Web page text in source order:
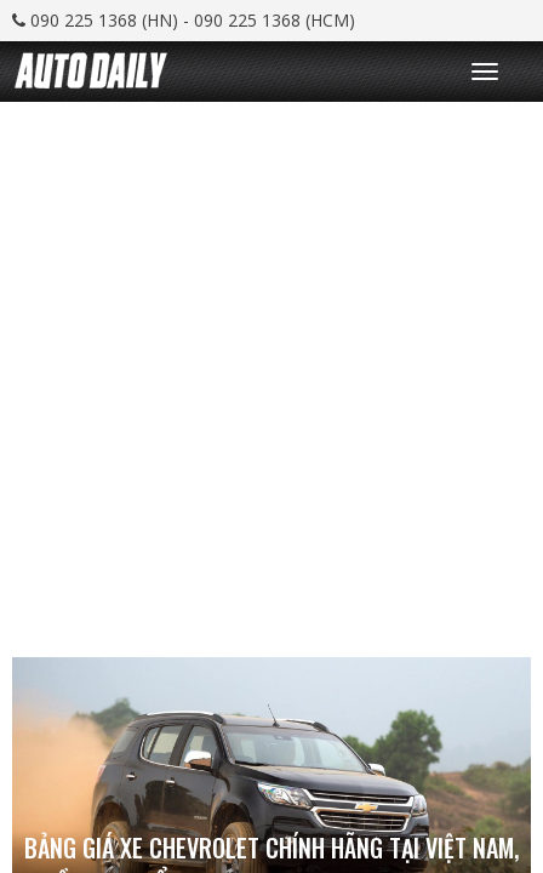
090 225 1368 (HN) - 090 225 1368 (HCM)
T
o
g
BẢNG GIÁ XE CHEVROLET CHÍNH HÃNG TẠI VIỆT NAM,